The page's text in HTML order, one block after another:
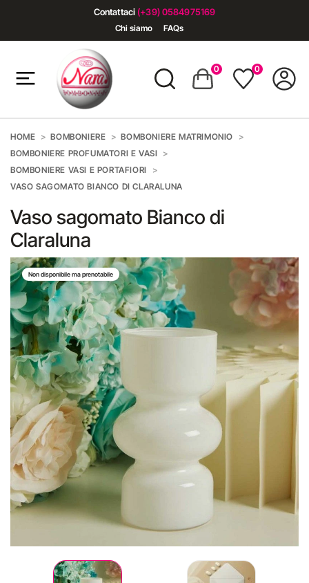
Contattaci (+39) 0584975169
Chi siamo FAQs
0 0
HOME BOMBONIERE
BOMBONIERE MATRIMONIO
BOMBONIERE PROFUMATORI E VASI
BOMBONIERE VASI E PORTAFIORI
VASO SAGOMATO BIANCO DI CLARALUNA
Vaso sagomato Bianco di
Claraluna
Non disponibile ma prenotabile